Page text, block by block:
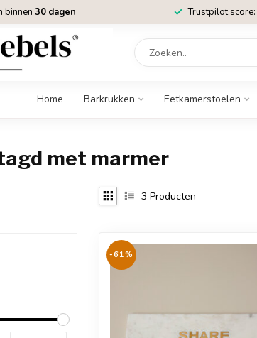
binnen 30 dagen Trustpilot score:
Home Barkrukken Eetkamerstoelen
met marmer
3 Producten
-61%